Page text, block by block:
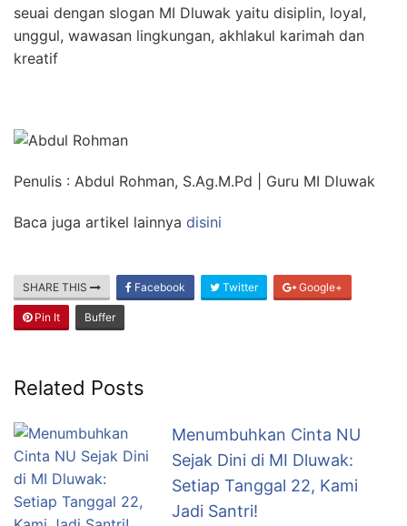
seuai dengan slogan MI Dluwak yaitu disiplin, loyal,
unggul, wawasan lingkungan, akhlakul karimah dan
kreatif
Penulis : Abdul Rohman, S.Ag.M.Pd | Guru MI Dluwak
Baca juga artikel lainnya disini
SHARE THIS Facebook Twitter Google+
Pin It Buffer
Related Posts
Menumbuhkan Cinta NU
Sejak Dini di MI Dluwak:
Setiap Tanggal 22, Kami
Jadi Santri!